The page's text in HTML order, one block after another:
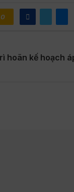
0
hoãn kế hoạch